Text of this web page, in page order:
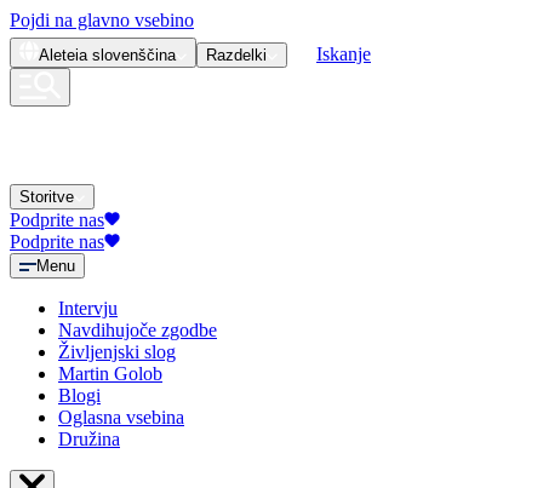
Pojdi na glavno vsebino
Aleteia slovenščina Razdelki Iskanje
Storitve
Podprite nas
Podprite nas
Menu
Intervju
Navdihujoče zgodbe
Življenjski slog
Martin Golob
Blogi
Oglasna vsebina
Družina